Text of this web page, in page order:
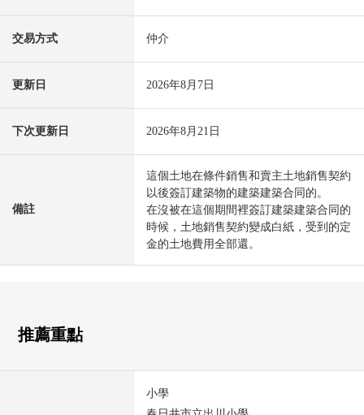
交易方式 仲介
更新日 2026年8月7日
下次更新日 2026年8月21日
備註
這個土地在條件銷售和賣主土地銷售契約
以後簽訂建築物的建築建築合同的。
在沒被在這個期間裡簽訂建築建築合同的
時候，土地銷售契約變成白紙，受到的定
金的土地費用全部還。
推薦重點
小學